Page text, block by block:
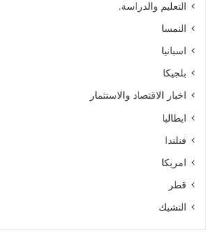
التعليم والدراسة.
النمسا
اسبانيا
بلجيكا
اخبار الاقتصاد والاستثمار
ايطاليا
فنلندا
امريكا
قطر
التشيك